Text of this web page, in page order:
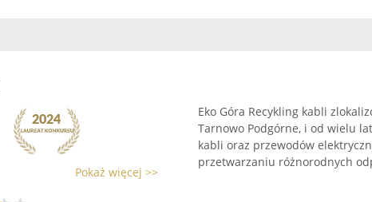
Pokaż więcej >>
Eko Góra Recykling kabli
Tarnowo Podgórne, i od wielu
kabli oraz przewodów
przetwarzaniu różnorodnych